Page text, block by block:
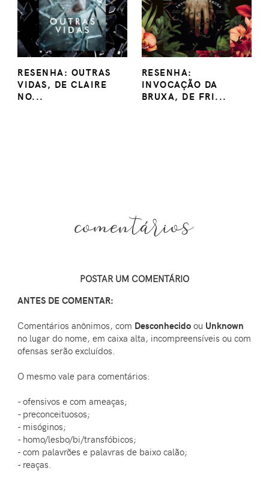
RESENHA: OUTRAS
VIDAS, DE CLAIRE
NO...
RESENHA:
INVOCAÇÃO DA
BRUXA, DE FRI...
comentários
POSTAR UM COMENTÁRIO
ANTES DE COMENTAR:
Comentários anônimos, com Desconhecido ou Unknown
no lugar do nome, em caixa alta, incompreensíveis ou com
ofensas serão excluídos.
O mesmo vale para comentários:
- ofensivos e com ameaças;
- preconceituosos;
- misóginos;
- homo/lesbo/bi/transfóbicos;
- com palavrões e palavras de baixo calão;
- reaças.